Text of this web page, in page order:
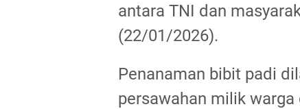
antara TNI dan
(22/01/2026).
Penanaman bibit padi
persawahan milik